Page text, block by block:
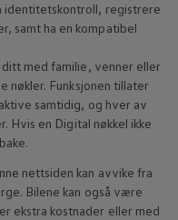
identitetskontroll, registrere
samt ha en kompatibel
med familie, venner eller
nøkler. Funksjonen tillater
samtidig, og hver av
Hvis en Digital nøkkel ikke
nettsiden kan avvike fra
Bilene kan også være
ekstra kostnader eller med